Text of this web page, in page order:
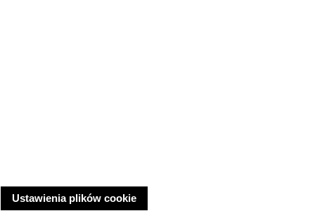
Ustawienia plików cookie